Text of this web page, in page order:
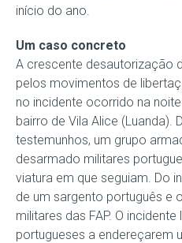
início do ano.
Um caso concreto
A crescente desautorização
pelos movimentos de
no incidente ocorrido na
bairro de Vila Alice (Luanda).
testemunhos, um grupo
desarmado militares
viatura em que seguiam. Do
de um sargento português e
militares das FAP. O
portugueses a endereçarem